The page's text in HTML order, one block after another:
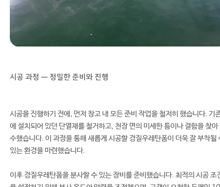
시공 과정 — 정밀한 준비와 진행
시공을 진행하기 전에, 먼저 창고 내 모든 준비 작업을 철저히 했습니다. 기
에 설치되어 있던 단열재를 철거하고, 천장 면의 미세한 틈이나 결함을 찾아
수했습니다. 이 과정을 통해 새롭게 시공할 경질우레탄폼이 더욱 잘 부착될
있는 환경을 마련했습니다.
이후 경질우레탄폼을 분사할 수 있는 장비를 준비했습니다. 최적의 시공 조